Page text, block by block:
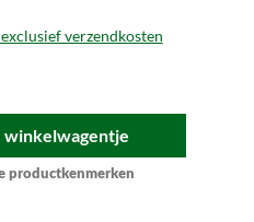
verzendkosten
winkelwagentje
productkenmerken